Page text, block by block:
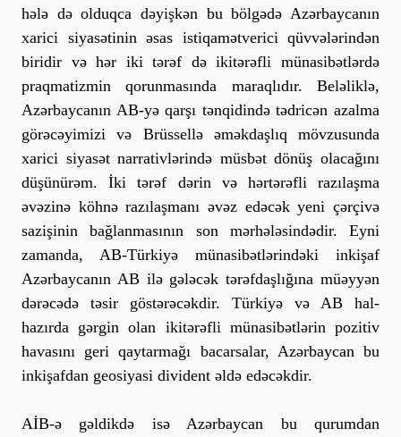
hələ də olduqca dəyişkən bu bölgədə Azərbaycanın
xarici siyasətinin əsas istiqamətverici qüvvələrindən
biridir və hər iki tərəf də ikitərəfli münasibətlərdə
praqmatizmin qorunmasında maraqlıdır. Beləliklə,
Azərbaycanın AB-yə qarşı tənqidində tədricən azalma
görəcəyimizi və Brüssellə əməkdaşlıq mövzusunda
xarici siyasət narrativlərində müsbət dönüş olacağını
düşünürəm. İki tərəf dərin və hərtərəfli razılaşma
əvəzinə köhnə razılaşmanı əvəz edəcək yeni çərçivə
sazişinin bağlanmasının son mərhələsindədir. Eyni
zamanda, AB-Türkiyə münasibətlərindəki inkişaf
Azərbaycanın AB ilə gələcək tərəfdaşlığına müəyyən
dərəcədə təsir göstərəcəkdir. Türkiyə və AB hal-
hazırda gərgin olan ikitərəfli münasibətlərin pozitiv
havasını geri qaytarmağı bacarsalar, Azərbaycan bu
inkişafdan geosiyasi divident əldə edəcəkdir.
AİB-ə gəldikdə isə Azərbaycan bu qurumdan